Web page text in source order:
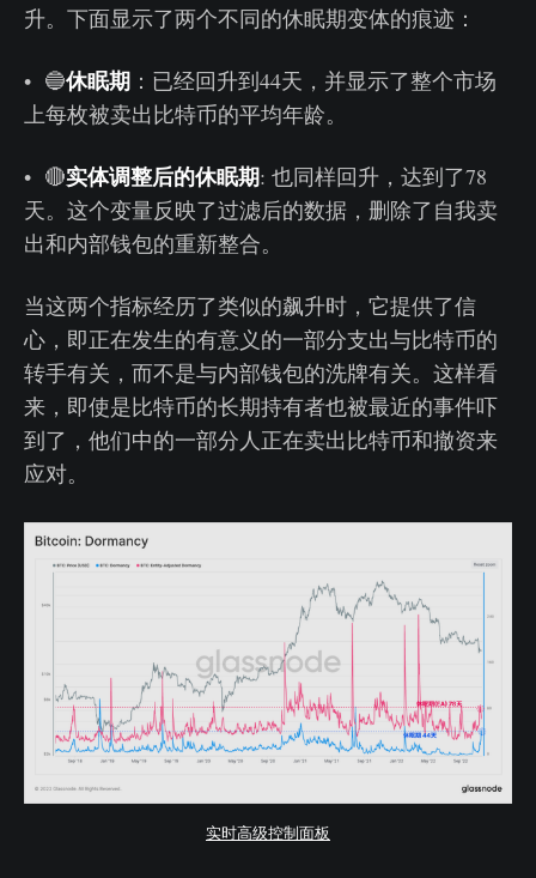
升。下面显示了两个不同的休眠期变体的痕迹：
• 🔵休眠期 ：已经回升到44天，并显示了整个市场
上每枚被卖出比特币的平均年龄。
• 🔴实体调整后的休眠期: 也同样回升，达到了78
天。这个变量反映了过滤后的数据，删除了自我卖
出和内部钱包的重新整合。
当这两个指标经历了类似的飙升时，它提供了信
心，即正在发生的有意义的一部分支出与比特币的
转手有关，而不是与内部钱包的洗牌有关。这样看
来，即使是比特币的长期持有者也被最近的事件吓
到了，他们中的一部分人正在卖出比特币和撤资来
应对。
实时高级控制面板